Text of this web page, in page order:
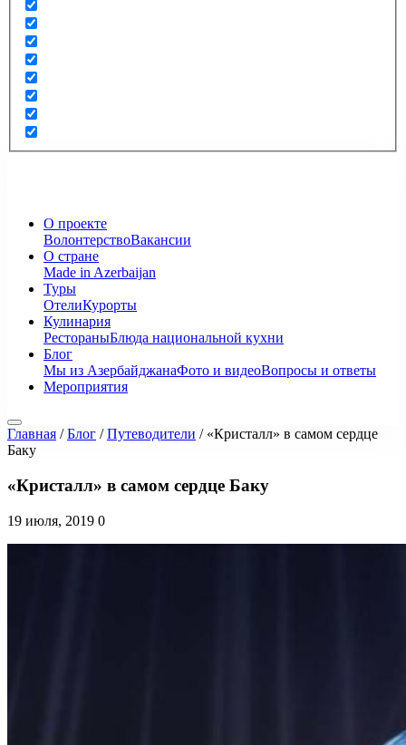
О проекте
ВолонтерствоВакансии
О стране
Made in Azerbaijan
Туры
ОтелиКурорты
Кулинария
РестораныБлюда национальной кухни
Блог
Мы из АзербайджанаФото и видеоВопросы и ответы
Мероприятия
Главная /Блог /Путеводители / «Кристалл» в самом сердце
Баку
«Кристалл» в самом сердце Баку
19 июля, 2019 0